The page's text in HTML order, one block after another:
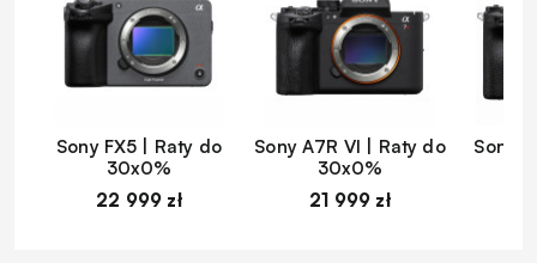
Sony FX5 | Raty do
30x0%
22 999 zł
Sony A7R VI | Raty do
30x0%
21 999 zł
Sony